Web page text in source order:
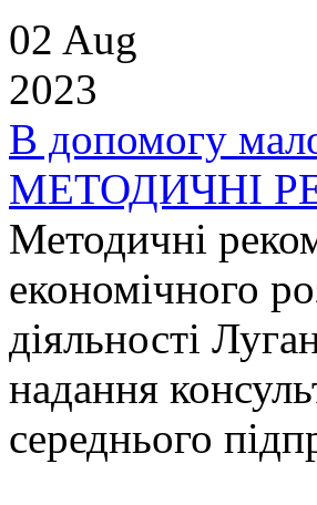
02 Aug
2023
В допомогу
МЕТОДИЧНІ
Методичні
економічного
діяльності
надання
середнього